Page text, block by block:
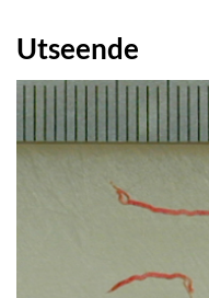
Utseende